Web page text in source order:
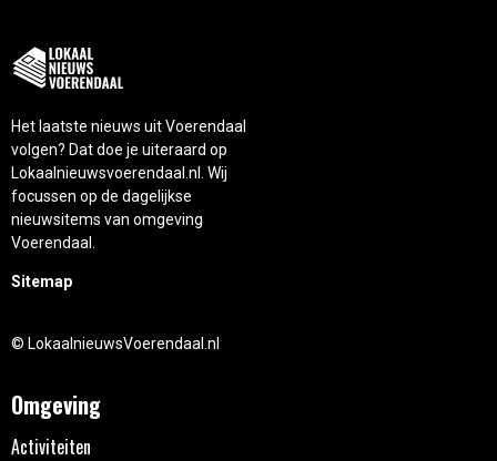
Het laatste nieuws uit Voerendaal
volgen? Dat doe je uiteraard op
Lokaalnieuwsvoerendaal.nl. Wij
focussen op de dagelijkse
nieuwsitems van omgeving
Voerendaal.
Sitemap
© LokaalnieuwsVoerendaal.nl
Omgeving
Activiteiten